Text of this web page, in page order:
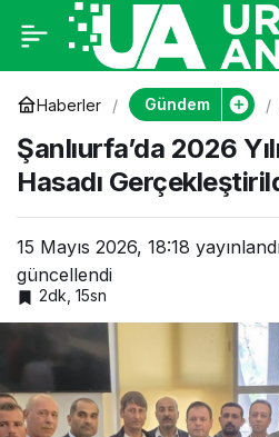
Haberler Gündem
Şanlıurfa’da 2026
Hasadı
15 Mayıs 2026, 18:18
güncellendi
2dk, 15sn
Şanlıurfa’da 2026
Yılının İlk Arpa Hasadı
Gerçekleştirildi!